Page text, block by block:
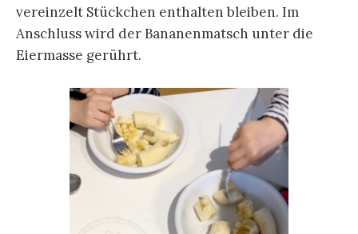
vereinzelt Stückchen enthalten bleiben. Im
Anschluss wird der Bananenmatsch unter die
Eiermasse gerührt.